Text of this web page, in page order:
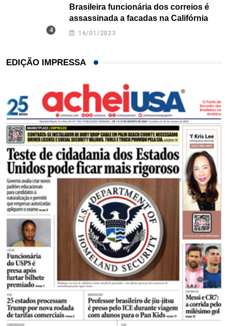
Brasileira funcionária dos correios é
assassinada a facadas na Califórnia
16/01/2023
EDIÇÃO IMPRESSA